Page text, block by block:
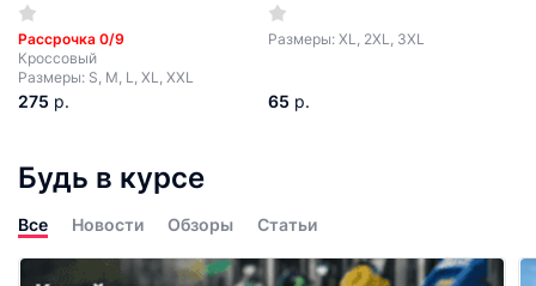
Рассрочка 0/9
Кроссовый
Размеры: S, M, L, XL, XXL
275 р.
Размеры: XL, 2XL, 3XL
65 р.
Будь в курсе
Все Новости Обзоры Статьи